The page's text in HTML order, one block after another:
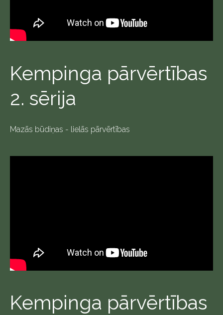
Kempinga pārvērtības
2. sērija
Mazās būdiņas - lielās pārvērtības
Kempinga pārvērtības